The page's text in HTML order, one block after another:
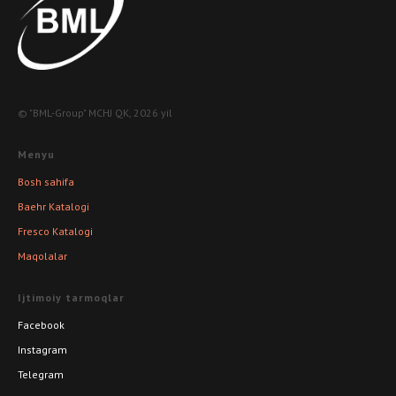
© "BML-Group" MCHJ QK, 2026 yil
Menyu
Bosh sahifa
Baehr Katalogi
Fresco Katalogi
Maqolalar
Ijtimoiy tarmoqlar
Facebook
Instagram
Telegram